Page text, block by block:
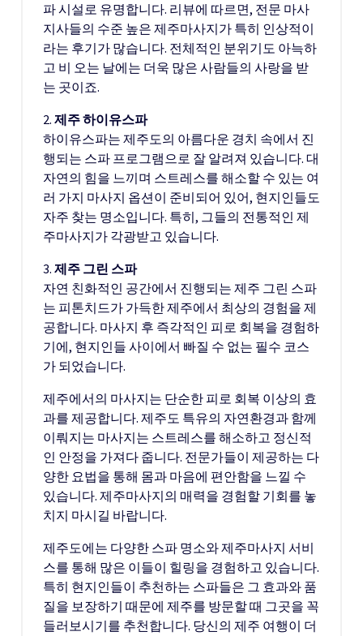
파 시설로 유명합니다. 리뷰에 따르면, 전문 마사
지사들의 수준 높은 제주마사지가 특히 인상적이
라는 후기가 많습니다. 전체적인 분위기도 아늑하
고 비 오는 날에는 더욱 많은 사람들의 사랑을 받
는 곳이죠.
2. 제주 하이유스파
하이유스파는 제주도의 아름다운 경치 속에서 진
행되는 스파 프로그램으로 잘 알려져 있습니다. 대
자연의 힘을 느끼며 스트레스를 해소할 수 있는 여
러 가지 마사지 옵션이 준비되어 있어, 현지인들도
자주 찾는 명소입니다. 특히, 그들의 전통적인 제
주마사지가 각광받고 있습니다.
3. 제주 그린 스파
자연 친화적인 공간에서 진행되는 제주 그린 스파
는 피톤치드가 가득한 제주에서 최상의 경험을 제
공합니다. 마사지 후 즉각적인 피로 회복을 경험하
기에, 현지인들 사이에서 빠질 수 없는 필수 코스
가 되었습니다.
제주에서의 마사지는 단순한 피로 회복 이상의 효
과를 제공합니다. 제주도 특유의 자연환경과 함께
이뤄지는 마사지는 스트레스를 해소하고 정신적
인 안정을 가져다 줍니다. 전문가들이 제공하는 다
양한 요법을 통해 몸과 마음에 편안함을 느낄 수
있습니다. 제주마사지의 매력을 경험할 기회를 놓
치지 마시길 바랍니다.
제주도에는 다양한 스파 명소와 제주마사지 서비
스를 통해 많은 이들이 힐링을 경험하고 있습니다.
특히 현지인들이 추천하는 스파들은 그 효과와 품
질을 보장하기 때문에 제주를 방문할 때 그곳을 꼭
들러보시기를 추천합니다. 당신의 제주 여행이 더